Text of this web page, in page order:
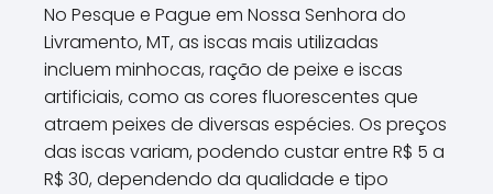
No Pesque e Pague em Nossa Senhora do
Livramento, MT, as iscas mais utilizadas
incluem minhocas, ração de peixe e iscas
artificiais, como as cores fluorescentes que
atraem peixes de diversas espécies. Os preços
das iscas variam, podendo custar entre R$ 5 a
R$ 30, dependendo da qualidade e tipo